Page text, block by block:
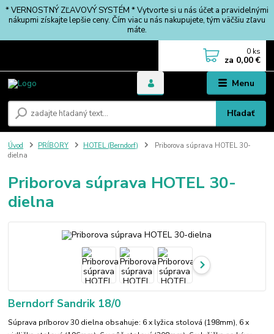
* VERNOSTNÝ ZĽAVOVÝ SYSTÉM * Vytvorte si u nás účet a pravidelnými
nákupmi získajte lepšie ceny. Čím viac u nás nakupujete, tým väčšiu zľavu
máte.
Menu
Hľadať
0 ks
za 0,00 €
Úvod PRÍBORY HOTEL (Berndorf)
Priborova súprava HOTEL 30-
dielna
Priborova súprava HOTEL 30-
dielna
Berndorf Sandrik 18/0
Súprava príborov 30 dielna obsahuje: 6 x lyžica stolová (198mm), 6 x